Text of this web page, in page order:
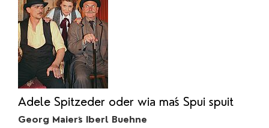
Adele Spitzeder oder wia ma´s Spui spuit
Georg Maier´s Iberl Buehne